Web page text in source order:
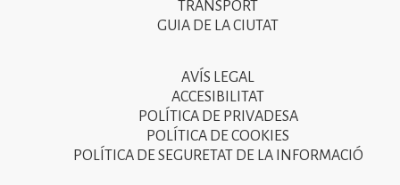
TRANSPORT
GUIA DE LA CIUTAT
AVÍS LEGAL
ACCESIBILITAT
POLÍTICA DE PRIVADESA
POLÍTICA DE COOKIES
POLÍTICA DE SEGURETAT DE LA INFORMACIÓ